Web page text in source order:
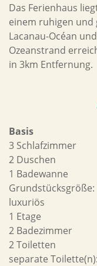
Das Ferienhaus
einem ruhigen und
Lacanau-Océan
Ozeanstrand
in 3km Entfernung.
Basis
3 Schlafzimmer
2 Duschen
1 Badewanne
Grundstücksgröße:
luxuriös
1 Etage
2 Badezimmer
2 Toiletten
separate